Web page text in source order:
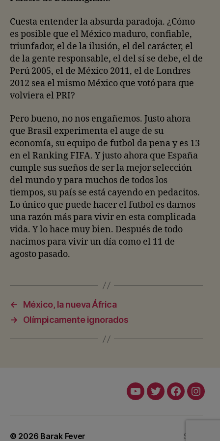
Cuesta entender la absurda paradoja. ¿Cómo
es posible que el México maduro, confiable,
triunfador, el de la ilusión, el del carácter, el
de la gente responsable, el del sí se debe, el de
Perú 2005, el de México 2011, el de Londres
2012 sea el mismo México que votó para que
volviera el PRI?
Pero bueno, no nos engañemos. Justo ahora
que Brasil experimenta el auge de su
economía, su equipo de futbol da pena y es 13
en el Ranking FIFA. Y justo ahora que España
cumple sus sueños de ser la mejor selección
del mundo y para muchos de todos los
tiempos, su país se está cayendo en pedacitos.
Lo único que puede hacer el futbol es darnos
una razón más para vivir en esta complicada
vida. Y lo hace muy bien. Después de todo
nacimos para vivir un día como el 11 de
agosto pasado.
←
México, la nueva África
→
Olímpicamente ignorados
YoutubeTwitterFacebook
© 2026 Barak Fever Subir